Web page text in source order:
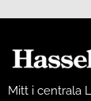
Mitt i centrala